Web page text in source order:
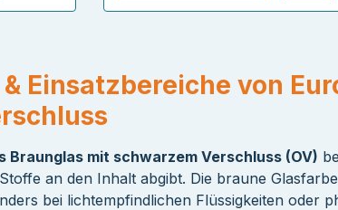
Einsatzbereiche von
Braunglas mit schwarzem Verschluss (OV)
an den Inhalt abgibt. Die braune
bei lichtempfindlichen Flüssigkeiten oder